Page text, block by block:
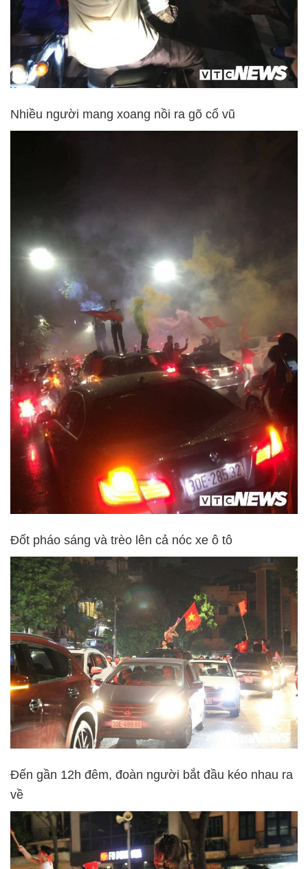
Nhiều người mang xoang nồi ra gõ cổ vũ
Đốt pháo sáng và trèo lên cả nóc xe ô tô
Đến gần 12h đêm, đoàn người bắt đầu kéo nhau ra
về